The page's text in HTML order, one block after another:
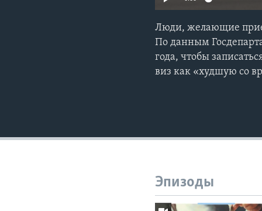
Люди, желающие
По данным
года, чтобы
виз как «худшую со
Эпизоды